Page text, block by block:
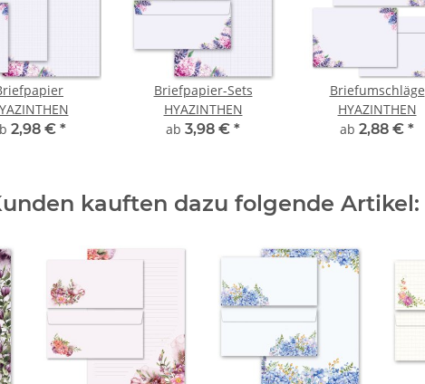
2,98 € *
Briefpapier-Sets
HYAZINTHEN
ab 3,98 € *
Briefumschläge
HYAZINTHEN
ab 2,88 € *
kauften dazu folgende Artikel: